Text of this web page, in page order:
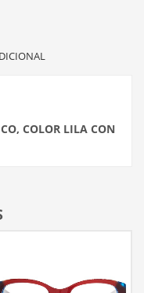
COLOR LILA CON